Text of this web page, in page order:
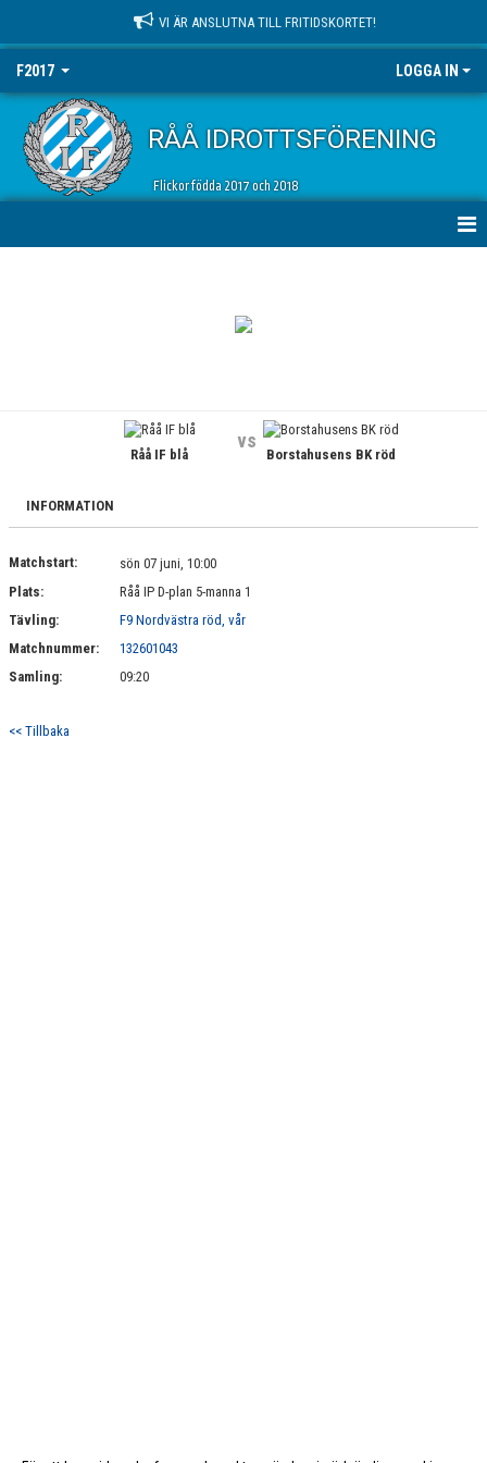
VI ÄR ANSLUTNA TILL FRITIDSKORTET!
F2017 LOGGA IN
RÅÅ IDROTTSFÖRENING
Flickor födda 2017 och 2018
BILDGALLERI
KONTAKT
Råå IF blå
vs
Borstahusens BK röd
INFORMATION
Matchstart:
sön 07 juni, 10:00
Plats:
Råå IP D-plan 5-manna 1
Tävling:
F9 Nordvästra röd, vår
Matchnummer:
132601043
Samling:
09:20
<< Tillbaka